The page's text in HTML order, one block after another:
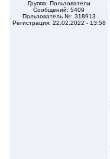
Группа: Пользователи
Сообщений: 5409
Пользователь №: 318913
Регистрация: 22.02.2022 - 13:58